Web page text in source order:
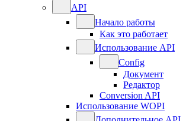
API
Начало работы
Как это работает
Использование API
Config
Документ
Редактор
Conversion API
Использование WOPI